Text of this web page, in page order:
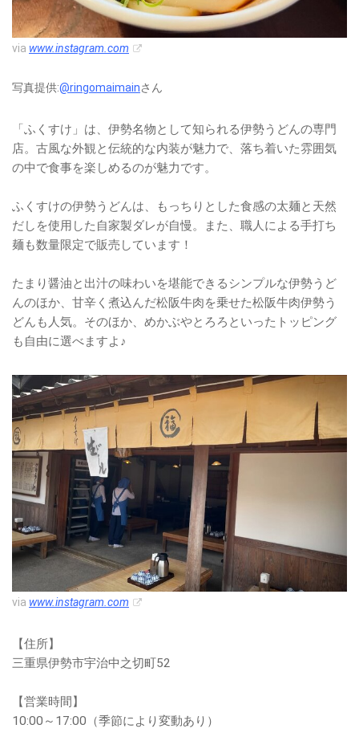
via www.instagram.com
写真提供:@ringomaimainさん
「ふくすけ」は、伊勢名物として知られる伊勢うどんの専門
店。古風な外観と伝統的な内装が魅力で、落ち着いた雰囲気
の中で食事を楽しめるのが魅力です。
ふくすけの伊勢うどんは、もっちりとした食感の太麺と天然
だしを使用した自家製ダレが自慢。また、職人による手打ち
麺も数量限定で販売しています！
たまり醤油と出汁の味わいを堪能できるシンプルな伊勢うど
んのほか、甘辛く煮込んだ松阪牛肉を乗せた松阪牛肉伊勢う
どんも人気。そのほか、めかぶやとろろといったトッピング
も自由に選べますよ♪
via www.instagram.com
【住所】
三重県伊勢市宇治中之切町52
【営業時間】
10:00～17:00（季節により変動あり）